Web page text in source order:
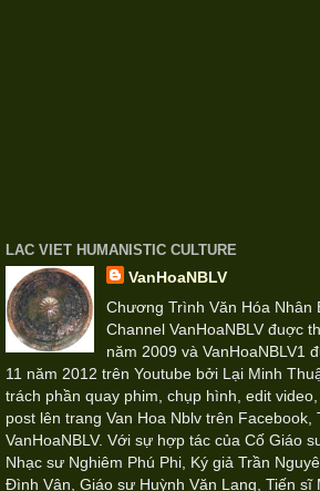
LAC VIET HUMANISTIC CULTURE
VanHoaNBLV
Chương Trình Văn Hóa Nhân
Channel VanHoaNBLV đuợc
năm 2009 và VanHoaNBLV1
11 năm 2012 trên Youtube bởi Lại Minh
trách phần quay phim, chụp hình, edit
post lên trang Van Hoa Nblv trên Facebook,
VanHoaNBLV. Với sự hợp tác của Cố Giáo
Nhạc sư Nghiêm Phú Phi, Ký giả Trần
Đình Vận, Giáo sư Huỳnh Văn Lang, Tiến sĩ